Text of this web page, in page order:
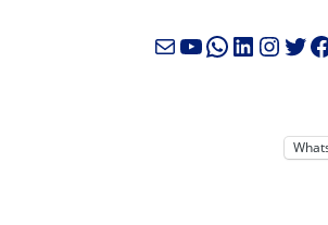
تويترإنستجرام
لينكد إن واتساب
يوتيوب
بريد